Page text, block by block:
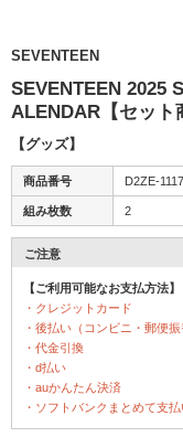
SEVENTEEN
SEVENTEEN 2025
ALENDAR【セット
【グッズ】
商品番号 D2ZE-1117
組み枚数 2
ご注意
【ご利用可能なお支払方法】
・クレジットカード
・後払い（コンビニ・郵便振
・代金引換
・d払い
・auかんたん決済
・ソフトバンクまとめて支